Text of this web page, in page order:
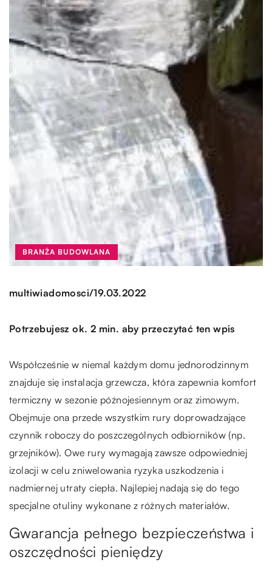
BRANŻA BUDOWLANA
multiwiadomosci/19.03.2022
Potrzebujesz ok. 2 min. aby przeczytać ten wpis
Współcześnie w niemal każdym domu jednorodzinnym
znajduje się instalacja grzewcza, która zapewnia komfort
termiczny w sezonie późnojesiennym oraz zimowym.
Obejmuje ona przede wszystkim rury doprowadzające
czynnik roboczy do poszczególnych odbiorników (np.
grzejników). Owe rury wymagają zawsze odpowiedniej
izolacji w celu zniwelowania ryzyka uszkodzenia i
nadmiernej utraty ciepła. Najlepiej nadają się do tego
specjalne otuliny wykonane z różnych materiałów.
Gwarancja pełnego bezpieczeństwa i
oszczędności pieniędzy